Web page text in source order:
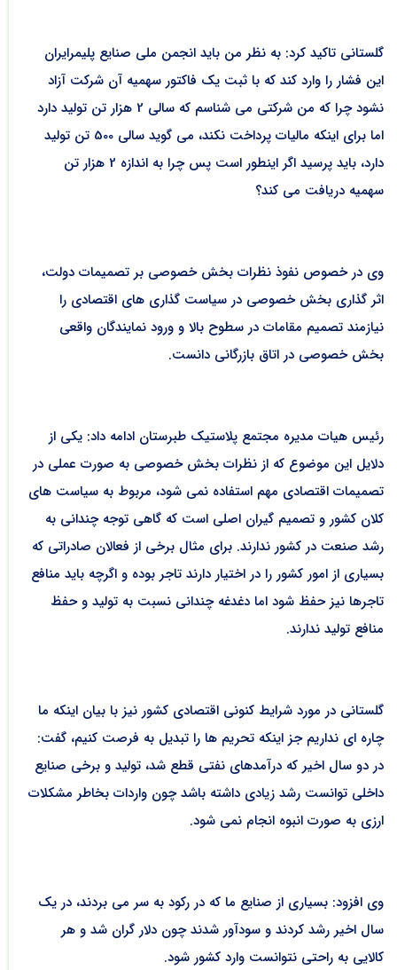
گلستانی تاکید کرد: به نظر من باید انجمن ملی صنایع پلیمرایران
این فشار را وارد کند که با ثبت یک فاکتور سهمیه آن شرکت آزاد
نشود چرا که من شرکتی می شناسم که سالی 2 هزار تن تولید دارد
اما برای اینکه مالیات پرداخت نکند، می گوید سالی 500 تن تولید
دارد، باید پرسید اگر اینطور است پس چرا به اندازه 2 هزار تن
سهمیه دریافت می کند؟
وی در خصوص نفوذ نظرات بخش خصوصی بر تصمیمات دولت،
اثر گذاری بخش خصوصی در سیاست گذاری های اقتصادی را
نیازمند تصمیم مقامات در سطوح بالا و ورود نمایندگان واقعی
بخش خصوصی در اتاق بازرگانی دانست.
رئیس هیات مدیره مجتمع پلاستیک طبرستان ادامه داد: یکی از
دلایل این موضوع که از نظرات بخش خصوصی به صورت عملی در
تصمیمات اقتصادی مهم استفاده نمی شود، مربوط به سیاست های
کلان کشور و تصمیم گیران اصلی است که گاهی توجه چندانی به
رشد صنعت در کشور ندارند. برای مثال برخی از فعالان صادراتی که
بسیاری از امور کشور را در اختیار دارند تاجر بوده و اگرچه باید منافع
تاجرها نیز حفظ شود اما دغدغه چندانی نسبت به تولید و حفظ
منافع تولید ندارند.
گلستانی در مورد شرایط کنونی اقتصادی کشور نیز با بیان اینکه ما
چاره ای نداریم جز اینکه تحریم ها را تبدیل به فرصت کنیم، گفت:
در دو سال اخیر که درآمدهای نفتی قطع شد، تولید و برخی صنایع
داخلی توانست رشد زیادی داشته باشد چون واردات بخاطر مشکلات
ارزی به صورت انبوه انجام نمی شود.
وی افزود: بسیاری از صنایع ما که در رکود به سر می بردند، در یک
سال اخیر رشد کردند و سودآور شدند چون دلار گران شد و هر
کالایی به راحتی نتوانست وارد کشور شود.